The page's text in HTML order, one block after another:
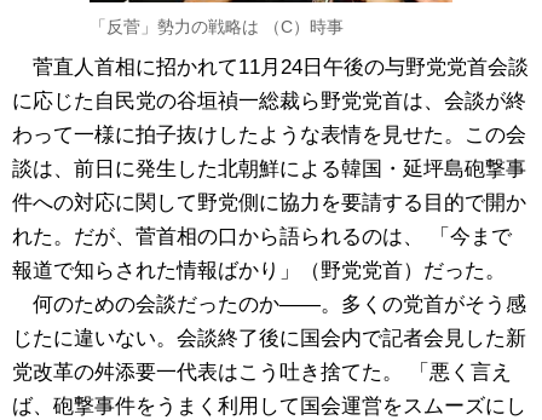
「反菅」勢力の戦略は （C）時事
菅直人首相に招かれて11月24日午後の与野党党首会談
に応じた自民党の谷垣禎一総裁ら野党党首は、会談が終
わって一様に拍子抜けしたような表情を見せた。この会
談は、前日に発生した北朝鮮による韓国・延坪島砲撃事
件への対応に関して野党側に協力を要請する目的で開か
れた。だが、菅首相の口から語られるのは、 「今まで
報道で知らされた情報ばかり」（野党党首）だった。
何のための会談だったのか――。多くの党首がそう感
じたに違いない。会談終了後に国会内で記者会見した新
党改革の舛添要一代表はこう吐き捨てた。 「悪く言え
ば、砲撃事件をうまく利用して国会運営をスムーズにし